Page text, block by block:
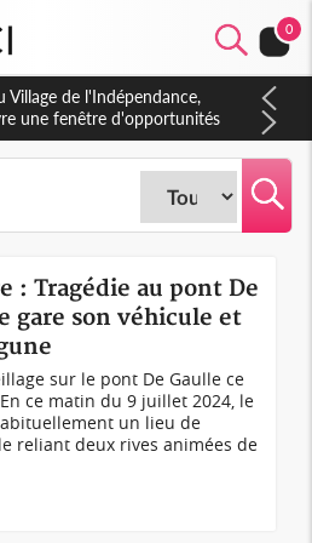
0
Village de l'Indépendance,
une fenêtre d'opportunités
: Tragédie au pont De
gare son véhicule et
sur le pont De Gaulle ce
ce matin du 9 juillet 2024, le
un lieu de
reliant deux rives animées de